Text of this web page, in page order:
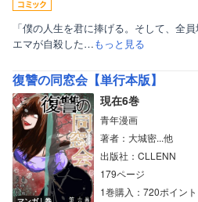
「僕の人生を君に捧げる。そして、全
エマが自殺した…もっと見る
復讐の同窓会【単行本版】
現在6巻
青年漫画
著者：大城密...他
出版社：CLLENN
179ページ
1巻購入：720ポイント